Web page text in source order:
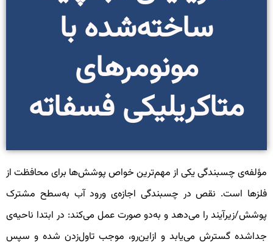
ساخته‌شده با
مونومرهای
متاکریلیکی فسفاته
مؤلفه‌ی چسبندگی یکی از مهم‌ترین خواص پوشش‌ها برای محافظت از
فلزها است. نقص در چسبندگی اجازه‌ی ورود آب به‌سطح مشترک
پوشش/زیرآیند را می‌دهد و به‌دو صورت عمل می‌کند: در ابتدا ناحیه‌ی
جداشده گسترش می‌یابد و ازاین‌رو، موجب تاول‌زدن شده و سپس